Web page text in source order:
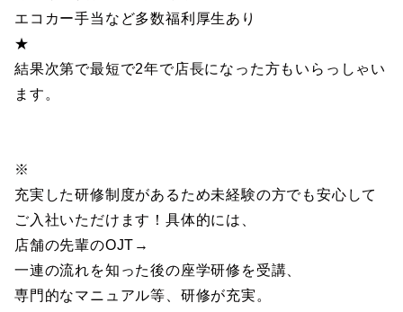
エコカー手当など多数福利厚生あり
★
結果次第で最短で2年で店長になった方もいらっしゃい
ます。
※
充実した研修制度があるため未経験の方でも安心して
ご入社いただけます！具体的には、
店舗の先輩のOJT→
一連の流れを知った後の座学研修を受講、
専門的なマニュアル等、研修が充実。